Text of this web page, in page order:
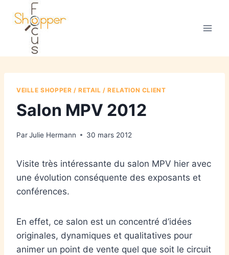
VEILLE SHOPPER / RETAIL / RELATION CLIENT
Salon MPV 2012
ParJulie Hermann 30 mars 2012
Visite très intéressante du salon MPV hier avec
une évolution conséquente des exposants et
conférences.
En effet, ce salon est un concentré d’idées
originales, dynamiques et qualitatives pour
animer un point de vente quel que soit le circuit